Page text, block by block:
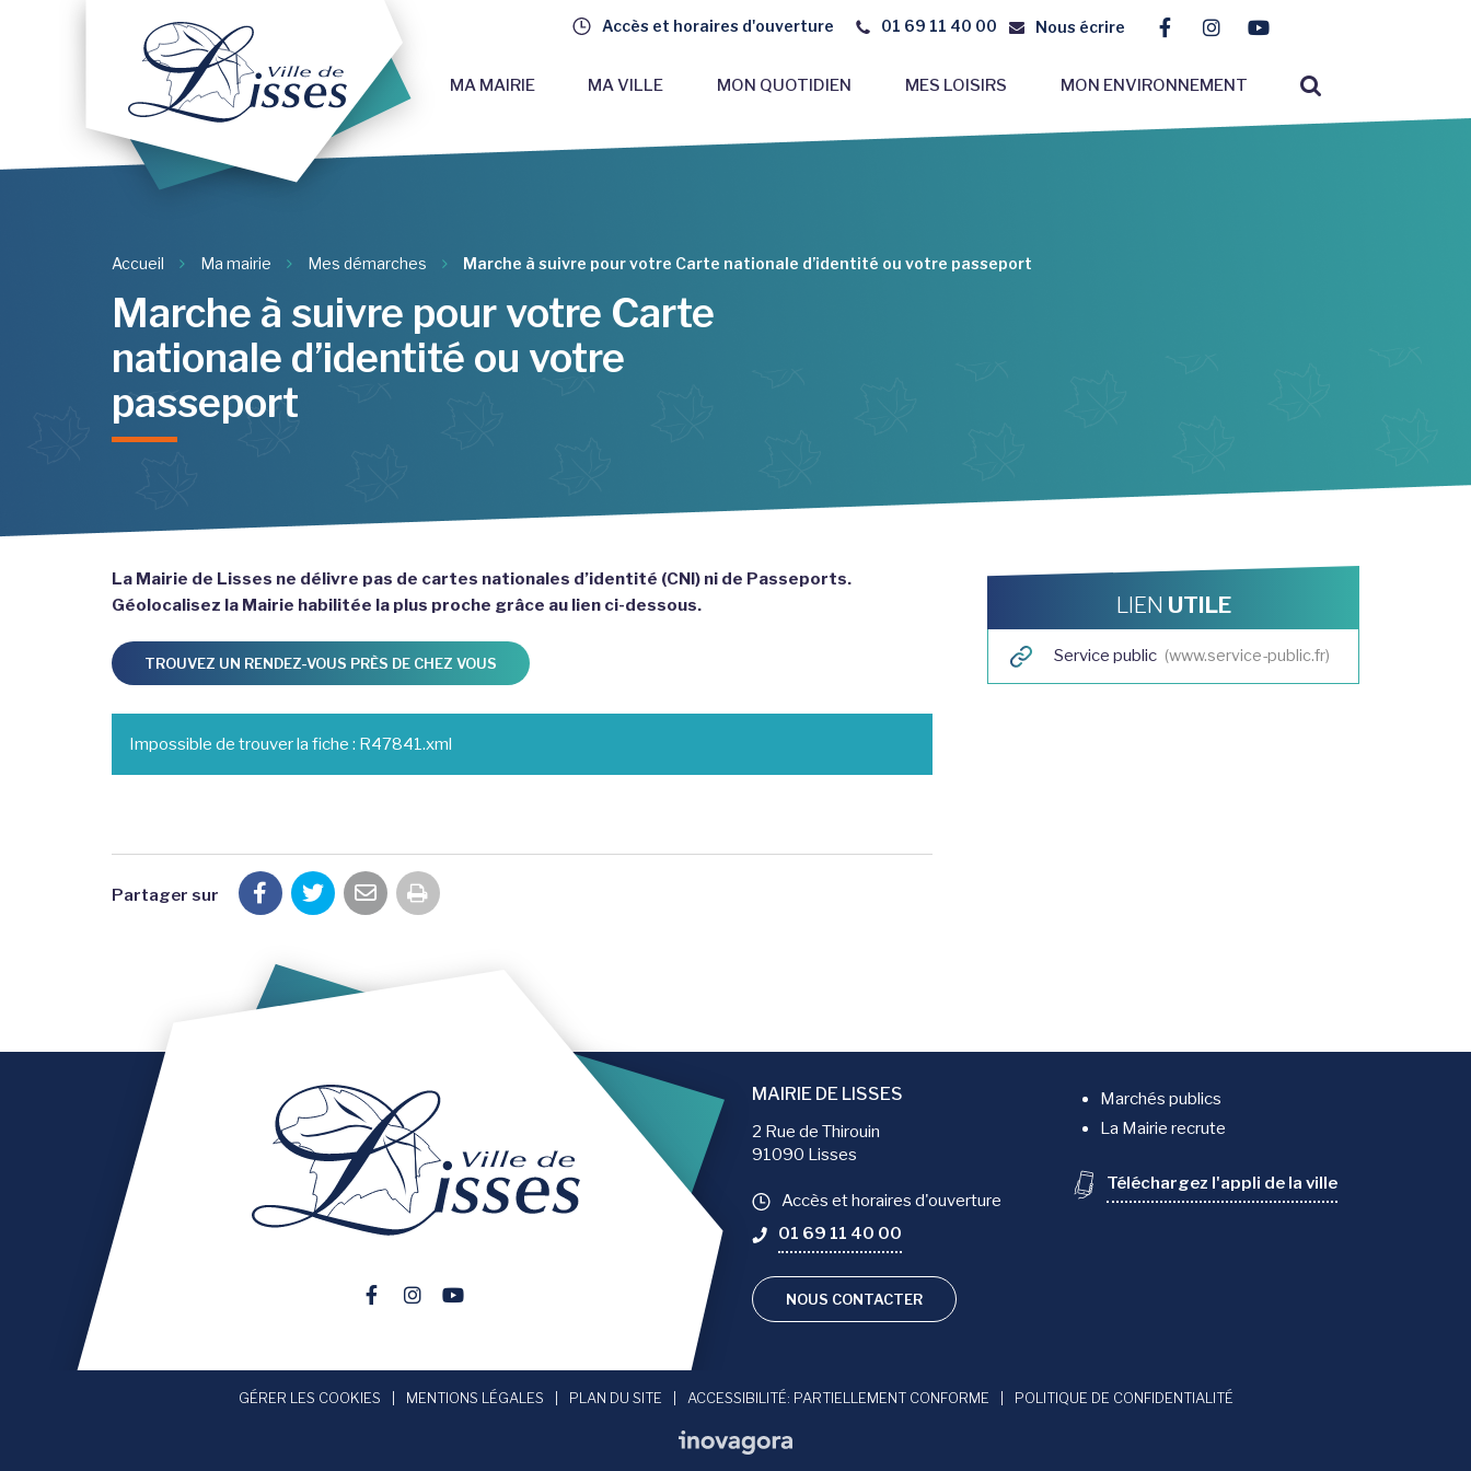
Accès et horaires d'ouverture 01 69 11 40 00 Nous écrire
Lien vers le compte Facebook
Lien vers le compte
Lien vers la chaîne
MA MAIRIE MA VILLE MON QUOTIDIEN MES LOISIRS MON ENVIRONNEMENT
Accueil Ma mairie Mes démarches Marche à suivre pour votre Carte nationale d’identité ou votre passeport
Marche à suivre pour votre Carte
nationale d’identité ou votre
passeport
La Mairie de Lisses ne délivre pas de cartes nationales d’identité (CNI) ni de Passeports.
Géolocalisez la Mairie habilitée la plus proche grâce au lien ci-dessous.
TROUVEZ UN RENDEZ-VOUS PRÈS DE CHEZ VOUS
Impossible de trouver la fiche : R47841.xml
LIEN UTILE
Service public www.service-public.fr
Partager sur Imprimer la page
Lien vers le compte Facebook
Lien vers le compte Instagram
Lien vers la chaîne Youtube
MAIRIE DE LISSES
2 Rue de Thirouin
91090 Lisses
Accès et horaires d'ouverture
01 69 11 40 00
NOUS CONTACTER
Marchés publics
La Mairie recrute
Téléchargez l'appli de la ville
GÉRER LES COOKIES MENTIONS LÉGALES PLAN DU SITE ACCESSIBILITÉ: PARTIELLEMENT CONFORME POLITIQUE DE CONFIDENTIALITÉ